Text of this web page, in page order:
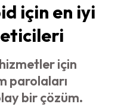
için en iyi
için
parolaları
bir çözüm.